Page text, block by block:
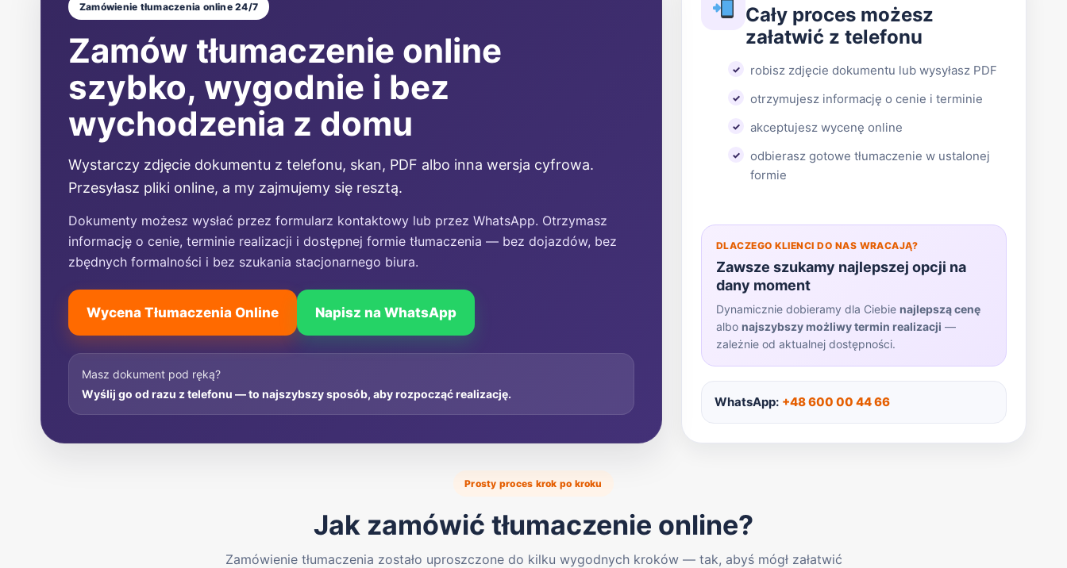
Zamówienie tłumaczenia online 24/7
Zamów tłumaczenie online
szybko, wygodnie i bez
wychodzenia z domu
Wystarczy zdjęcie dokumentu z telefonu, skan, PDF albo inna wersja cyfrowa.
Przesyłasz pliki online, a my zajmujemy się resztą.
Dokumenty możesz wysłać przez formularz kontaktowy lub przez WhatsApp. Otrzymasz
informację o cenie, terminie realizacji i dostępnej formie tłumaczenia — bez dojazdów, bez
zbędnych formalności i bez szukania stacjonarnego biura.
Wycena Tłumaczenia Online Napisz na WhatsApp
Masz dokument pod ręką?
Wyślij go od razu z telefonu — to najszybszy sposób, aby rozpocząć realizację.
Cały proces możesz
załatwić z telefonu
robisz zdjęcie dokumentu lub wysyłasz PDF
otrzymujesz informację o cenie i terminie
akceptujesz wycenę online
odbierasz gotowe tłumaczenie w ustalonej
formie
DLACZEGO KLIENCI DO NAS WRACAJĄ?
Zawsze szukamy najlepszej opcji na
dany moment
Dynamicznie dobieramy dla Ciebie najlepszą cenę
albo najszybszy możliwy termin realizacji —
zależnie od aktualnej dostępności.
WhatsApp: +48 600 00 44 66
Prosty proces krok po kroku
Jak zamówić tłumaczenie online?
Zamówienie tłumaczenia zostało uproszczone do kilku wygodnych kroków — tak, abyś mógł załatwić